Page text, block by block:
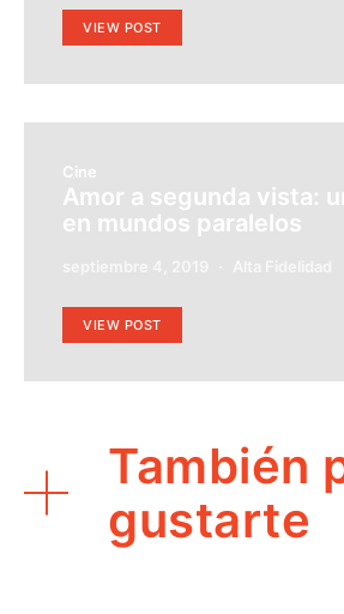
VIEW POST
Cine
Amor a segunda vista:
en mundos paralelos
VIEW POST
También
gustarte